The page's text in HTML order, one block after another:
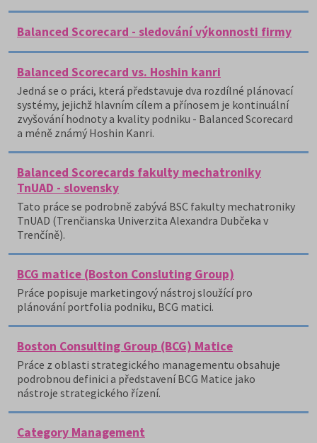
Balanced Scorecard - sledování výkonnosti firmy
Balanced Scorecard vs. Hoshin kanri
Jedná se o práci, která představuje dva rozdílné plánovací
systémy, jejichž hlavním cílem a přínosem je kontinuální
zvyšování hodnoty a kvality podniku - Balanced Scorecard
a méně známý Hoshin Kanri.
Balanced Scorecards fakulty mechatroniky
TnUAD - slovensky
Tato práce se podrobně zabývá BSC fakulty mechatroniky
TnUAD (Trenčianska Univerzita Alexandra Dubčeka v
Trenčíně).
BCG matice (Boston Consluting Group)
Práce popisuje marketingový nástroj sloužící pro
plánování portfolia podniku, BCG matici.
Boston Consulting Group (BCG) Matice
Práce z oblasti strategického managementu obsahuje
podrobnou definici a představení BCG Matice jako
nástroje strategického řízení.
Category Management